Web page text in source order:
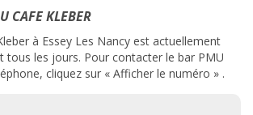
CAFE KLEBER
à Essey Les Nancy est actuellement
tous les jours. Pour contacter le bar PMU
cliquez sur « Afficher le numéro » .